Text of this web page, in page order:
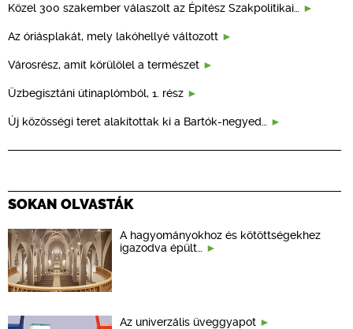
Közel 300 szakember válaszolt az Építész Szakpolitikai…
Az óriásplakát, mely lakóhellyé változott
Városrész, amit körülölel a természet
Üzbegisztáni útinaplómból, 1. rész
Új közösségi teret alakítottak ki a Bartók-negyed…
SOKAN OLVASTÁK
A hagyományokhoz és kötöttségekhez
igazodva épült…
Az univerzális üveggyapot